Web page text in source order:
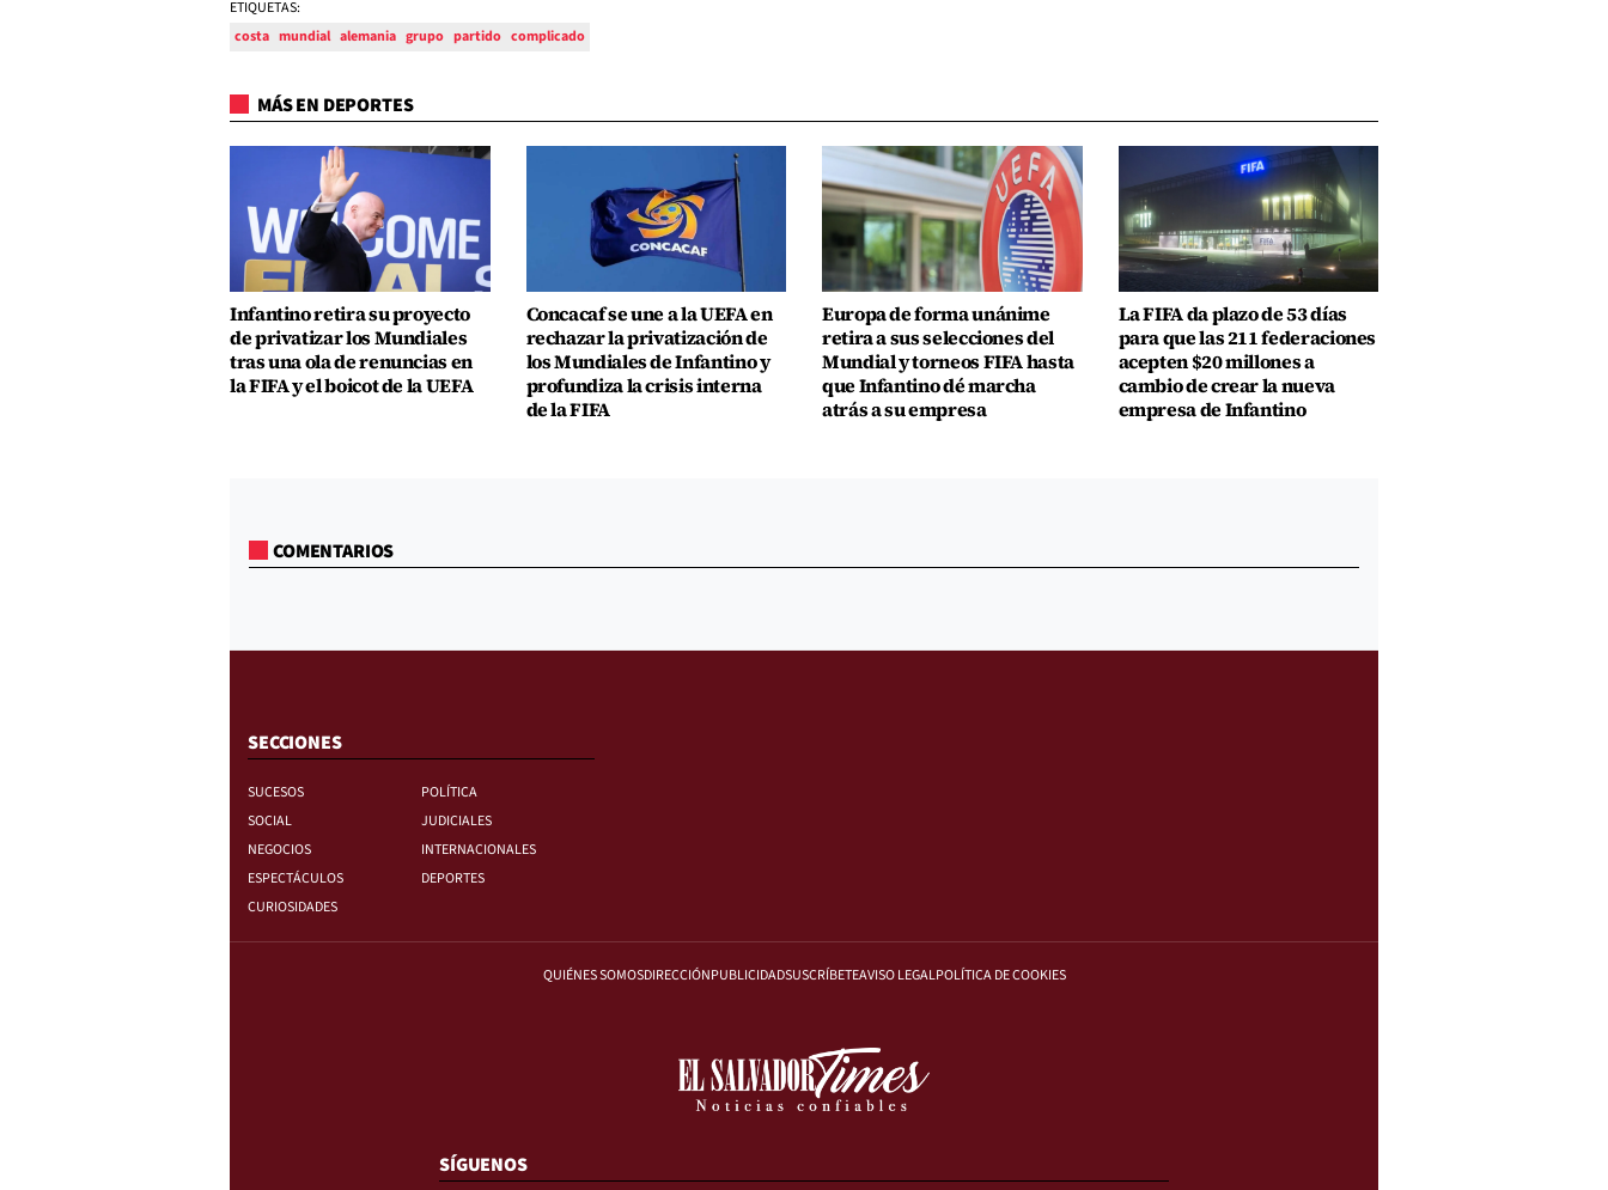
ETIQUETAS:
costa mundial alemania grupo partido complicado
MÁS EN DEPORTES
Infantino retira su proyecto
de privatizar los Mundiales
tras una ola de renuncias en
la FIFA y el boicot de la UEFA
Concacaf se une a la UEFA en
rechazar la privatización de
los Mundiales de Infantino y
profundiza la crisis interna
de la FIFA
Europa de forma unánime
retira a sus selecciones del
Mundial y torneos FIFA hasta
que Infantino dé marcha
atrás a su empresa
La FIFA da plazo de 53 días
para que las 211 federaciones
acepten $20 millones a
cambio de crear la nueva
empresa de Infantino
COMENTARIOS
SECCIONES
SUCESOS
POLÍTICA
SOCIAL
JUDICIALES
NEGOCIOS
INTERNACIONALES
ESPECTÁCULOS
DEPORTES
CURIOSIDADES
QUIÉNES SOMOSDIRECCIÓNPUBLICIDADSUSCRÍBETEAVISO LEGALPOLÍTICA DE COOKIES
SÍGUENOS